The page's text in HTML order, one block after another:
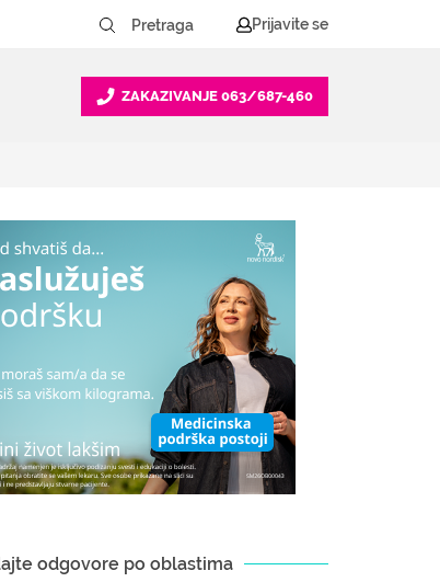
Prijavite se
ZAKAZIVANJE 063/687-460
odgovore po oblastima